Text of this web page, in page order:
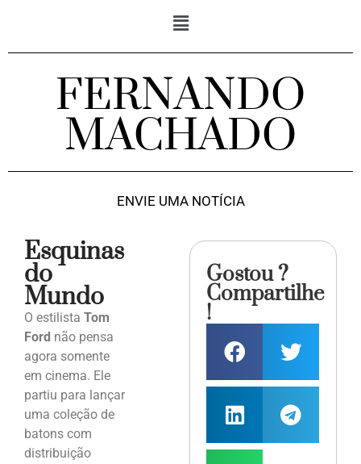
FERNANDO
MACHADO
ENVIE UMA NOTÍCIA
Esquinas
do
Mundo
O estilista Tom
Ford não pensa
agora somente
em cinema. Ele
partiu para lançar
uma coleção de
batons com
distribuição
Gostou ?
Compartilhe
!